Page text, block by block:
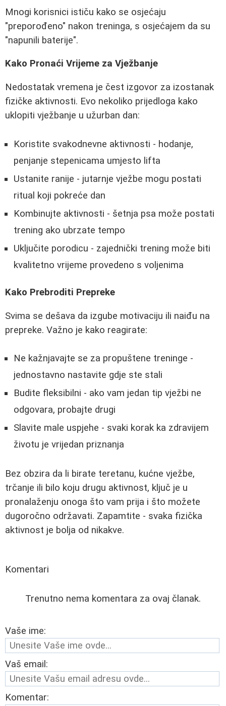
Mnogi korisnici ističu kako se osjećaju
"preporođeno" nakon treninga, s osjećajem da su
"napunili baterije".
Kako Pronaći Vrijeme za Vježbanje
Nedostatak vremena je čest izgovor za izostanak
fizičke aktivnosti. Evo nekoliko prijedloga kako
uklopiti vježbanje u užurban dan:
Koristite svakodnevne aktivnosti - hodanje,
penjanje stepenicama umjesto lifta
Ustanite ranije - jutarnje vježbe mogu postati
ritual koji pokreće dan
Kombinujte aktivnosti - šetnja psa može postati
trening ako ubrzate tempo
Uključite porodicu - zajednički trening može biti
kvalitetno vrijeme provedeno s voljenima
Kako Prebroditi Prepreke
Svima se dešava da izgube motivaciju ili naiđu na
prepreke. Važno je kako reagirate:
Ne kažnjavajte se za propuštene treninge -
jednostavno nastavite gdje ste stali
Budite fleksibilni - ako vam jedan tip vježbi ne
odgovara, probajte drugi
Slavite male uspjehe - svaki korak ka zdravijem
životu je vrijedan priznanja
Bez obzira da li birate teretanu, kućne vježbe,
trčanje ili bilo koju drugu aktivnost, ključ je u
pronalaženju onoga što vam prija i što možete
dugoročno održavati. Zapamtite - svaka fizička
aktivnost je bolja od nikakve.
Komentari
Trenutno nema komentara za ovaj članak.
Vaše ime:
Vaš email:
Komentar: